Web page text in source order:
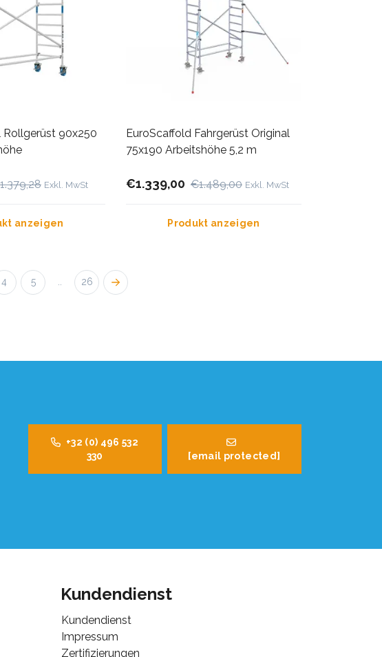
Rollgerüst 90x250
Exkl. MwSt
anzeigen
EuroScaffold Fahrgerüst Original
75x190 Arbeitshöhe 5,2 m
€1.339,00 €1.489,00 Exkl. MwSt
Produkt anzeigen
4 5 .. 26
+32 (0) 496 532
330
[email protected]
Kundendienst
Kundendienst
Impressum
Zertifizierungen